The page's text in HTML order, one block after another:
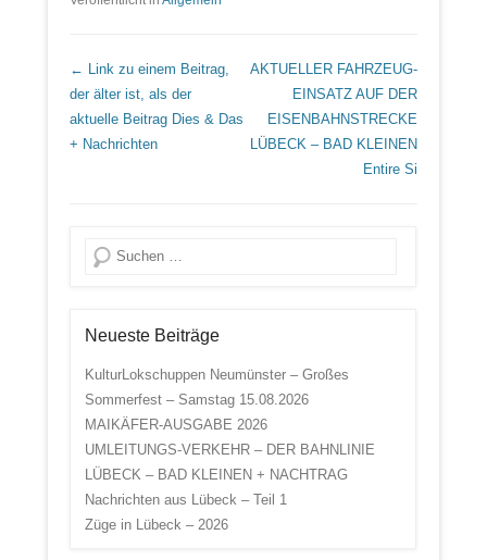
Beitrags Übersicht
← Link zu einem Beitrag,
der älter ist, als der
aktuelle Beitrag Dies & Das
+ Nachrichten
AKTUELLER FAHRZEUG-
EINSATZ AUF DER
EISENBAHNSTRECKE
LÜBECK – BAD KLEINEN
Entire Si
Suche
Neueste Beiträge
KulturLokschuppen Neumünster – Großes
Sommerfest – Samstag 15.08.2026
MAIKÄFER-AUSGABE 2026
UMLEITUNGS-VERKEHR – DER BAHNLINIE
LÜBECK – BAD KLEINEN + NACHTRAG
Nachrichten aus Lübeck – Teil 1
Züge in Lübeck – 2026